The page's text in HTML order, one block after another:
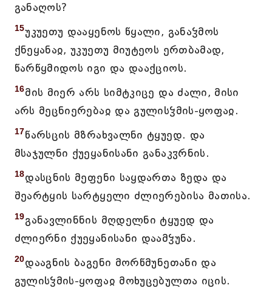
განაღოს?
15უკუეთუ დააყენოს წყალი, განაჴმოს
ქნეყანაჲ, უკუეთუ მიუტეოს ერთბამად,
წარწყმიდოს იგი და დააქციოს.
16მის მიერ არს სიმტკიცე და ძალი, მისი
არს მეცნიერებაჲ და გულისჴმის-ყოფაჲ.
17წარსცის მზრახვალნი ტყუედ. და
მსაჯულნი ქუეყანისანი განაკჳრნის.
18დასცნის მეფენი საყდართა ზედა და
შეარტყის სარტყელი ძლიერებისა მათისა.
19განავლინნის მღდელნი ტყუედ და
ძლიერნი ქუეყანისანი დაამჴუნა.
20დააგნის ბაგენი მორწმუნეთანი და
გულისჴმის-ყოფაჲ მოხუცებულთა იცის.